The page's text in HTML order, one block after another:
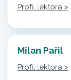
Profil lektora >
Milan Pařil
Profil lektora >